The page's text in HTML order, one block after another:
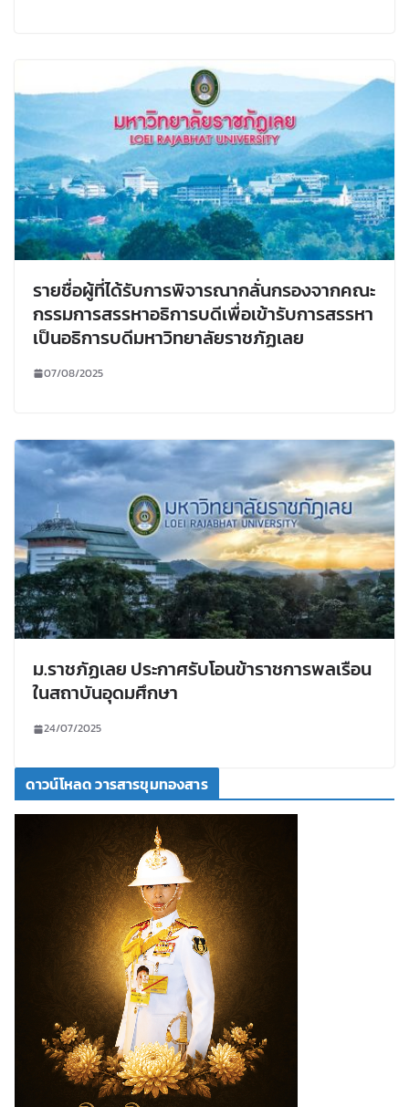
รายชื่อผู้ที่ได้รับการพิจารณากลั่นกรองจากคณะ
กรรมการสรรหาอธิการบดีเพื่อเข้ารับการสรรหา
เป็นอธิการบดีมหาวิทยาลัยราชภัฏเลย
07/08/2025
ม.ราชภัฏเลย ประกาศรับโอนข้าราชการพลเรือน
ในสถาบันอุดมศึกษา
24/07/2025
ดาวน์โหลด วารสารขุมทองสาร